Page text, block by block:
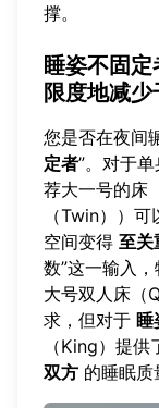
撑。
睡姿不固
限度地减少
您是否在夜间
定者”。对于单
荐大一号的床
（Twin））可
空间变得 至关
数”这一输入
大号双人床（
求，但对于 睡
（King）提
双方 的睡眠质